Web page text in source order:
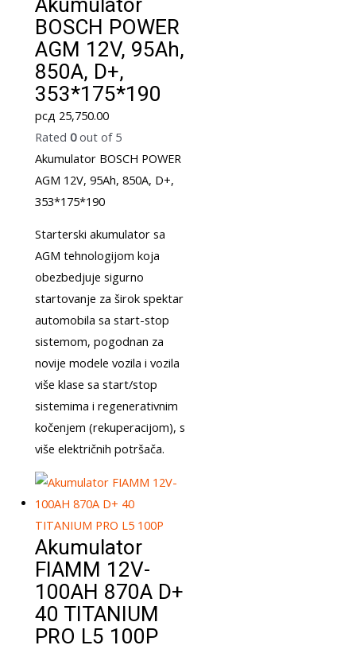
BOSCH POWER
AGM 12V, 95Ah,
850A, D+,
353*175*190
рсд 25,750.00
Rated 0out of 5
Akumulator BOSCH POWER
AGM 12V, 95Ah, 850A, D+,
353*175*190
Starterski akumulator sa
AGM tehnologijom koja
obezbedjuje sigurno
startovanje za širok spektar
automobila sa start-stop
sistemom, pogodnan za
novije modele vozila i vozila
više klase sa start/stop
sistemima i regenerativnim
kočenjem (rekuperacijom), s
više električnih potršača.
Akumulator
FIAMM 12V-
100AH 870A D+
40 TITANIUM
PRO L5 100P